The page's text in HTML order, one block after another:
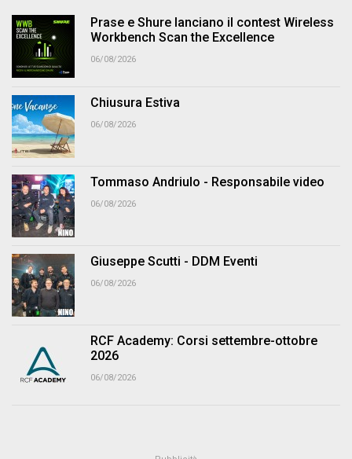
Prase e Shure lanciano il contest Wireless
Workbench Scan the Excellence
06/08/2026
Chiusura Estiva
06/08/2026
Tommaso Andriulo - Responsabile video
06/08/2026
Giuseppe Scutti - DDM Eventi
06/08/2026
RCF Academy: Corsi settembre-ottobre
2026
06/08/2026